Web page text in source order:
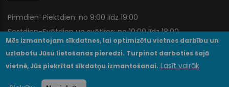
Pirmdien-Piektdien: no 9:00 līdz 19:00
Sestdien-Svētdien un svētkos: no 10:00 līdz 18:00
Mēs izmantojam sīkdatnes, lai optimizētu vietnes darbību un
uzlabotu Jūsu lietošanas pieredzi. Turpinot darboties šajā
vietnē, Jūs piekrītat sīkdatņu izmantošanai. Lasīt vairāk